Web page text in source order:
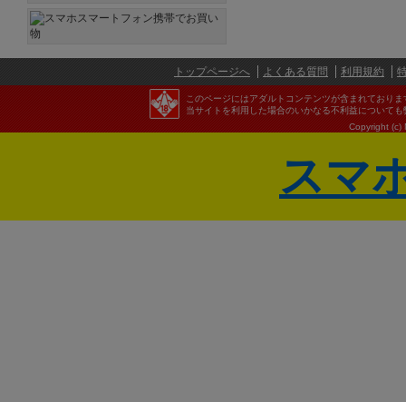
トップページへ よくある質問 利用規約
このページにはアダルトコンテンツが含まれており
当サイトを利用した場合のいかなる不利益について
Copyright (c)
スマ